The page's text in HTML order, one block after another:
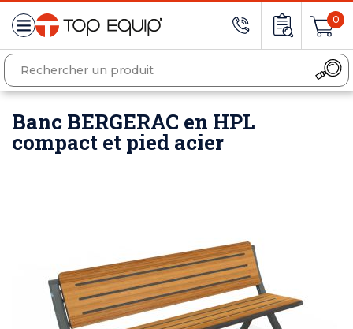
0
Banc BERGERAC en HPL
compact et pied acier